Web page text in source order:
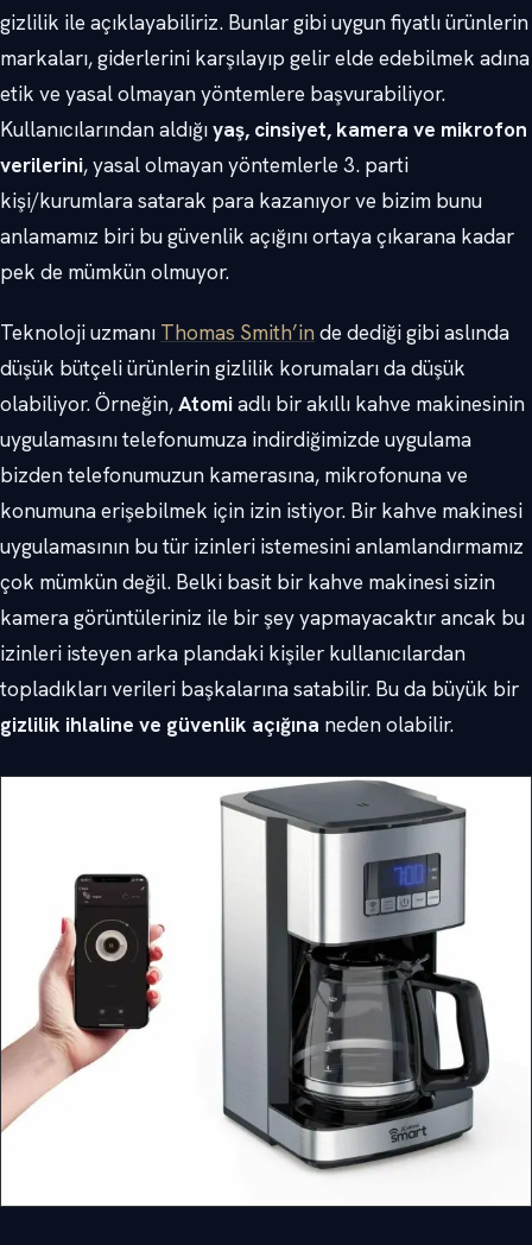
gizlilik ile açıklayabiliriz. Bunlar gibi uygun fiyatlı ürünlerin
markaları, giderlerini karşılayıp gelir elde edebilmek adına
etik ve yasal olmayan yöntemlere başvurabiliyor.
Kullanıcılarından aldığıyaş, cinsiyet, kamera ve mikrofon
verilerini, yasal olmayan yöntemlerle 3. parti
kişi/kurumlara satarak para kazanıyor ve bizim bunu
anlamamız biri bu güvenlik açığını ortaya çıkarana kadar
pek de mümkün olmuyor.
Teknoloji uzmanı Thomas Smith’in de dediği gibi aslında
düşük bütçeli ürünlerin gizlilik korumaları da düşük
olabiliyor. Örneğin,Atomiadlı bir akıllı kahve makinesinin
uygulamasını telefonumuza indirdiğimizde uygulama
bizden telefonumuzun kamerasına, mikrofonuna ve
konumuna erişebilmek için izin istiyor. Bir kahve makinesi
uygulamasının bu tür izinleri istemesini anlamlandırmamız
çok mümkün değil. Belki basit bir kahve makinesi sizin
kamera görüntüleriniz ile bir şey yapmayacaktır ancak bu
izinleri isteyen arka plandaki kişiler kullanıcılardan
topladıkları verileri başkalarına satabilir. Bu da büyük bir
gizlilik ihlaline ve güvenlik açığına neden olabilir.